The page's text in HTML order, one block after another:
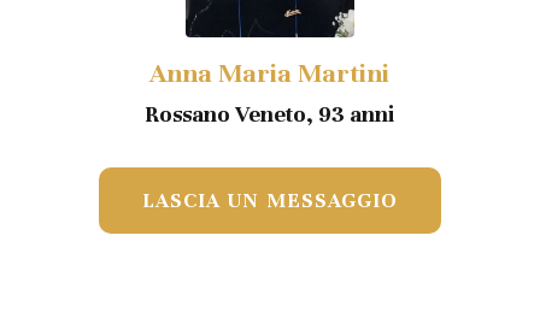
Anna Maria Martini
Rossano Veneto, 93 anni
LASCIA UN MESSAGGIO